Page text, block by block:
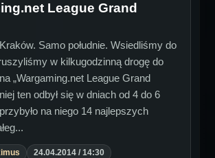
League Grand
Samo południe. Wsiedliśmy do
w kilkugodzinną drogę do
„Wargaming.net League Grand
ten odbył się w dniach od 4 do 6
na niego 14 najlepszych
24.04.2014 / 14:30